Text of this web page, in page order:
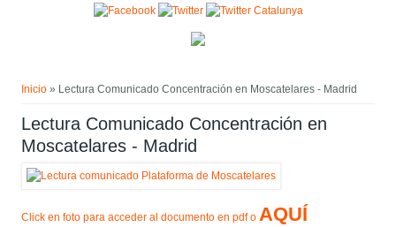
Pasar al contenido principal
Inicio » Lectura Comunicado Concentración en Moscatelares - Madrid
Lectura Comunicado Concentración en
Moscatelares - Madrid
Click en foto para acceder al documento en pdf oAQUÍ